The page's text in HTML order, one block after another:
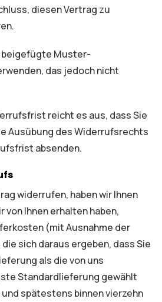
diesen Vertrag zu
beigefügte Muster-
das jedoch nicht
reicht es aus, dass Sie
Ausübung des Widerrufsrechts
absenden.
widerrufen, haben wir Ihnen
von Ihnen erhalten haben,
(mit Ausnahme der
sich daraus ergeben, dass Sie
als die von uns
Standardlieferung gewählt
spätestens binnen vierzehn